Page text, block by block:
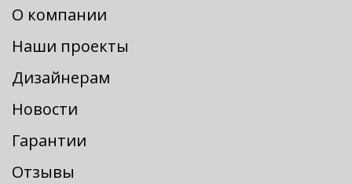
О компании
Наши проекты
Дизайнерам
Новости
Гарантии
Отзывы